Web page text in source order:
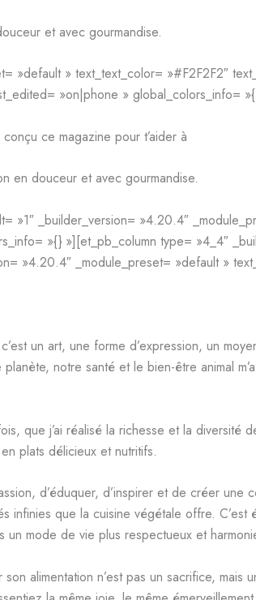
et avec gourmandise.
»default » text_text_color= »#F2F2F2″
»on|phone » global_colors_info=
conçu ce magazine pour t’aider à
en douceur et avec gourmandise.
_builder_version= »4.20.4″
»{} »][et_pb_column type= »4_4″
»4.20.4″ _module_preset= »default »
un art, une forme d’expression, un
notre santé et le bien-être animal
que j’ai réalisé la richesse et la diversité
plats délicieux et nutritifs.
d’éduquer, d’inspirer et de créer une
infinies que la cuisine végétale offre.
mode de vie plus respectueux et
alimentation n’est pas un sacrifice,